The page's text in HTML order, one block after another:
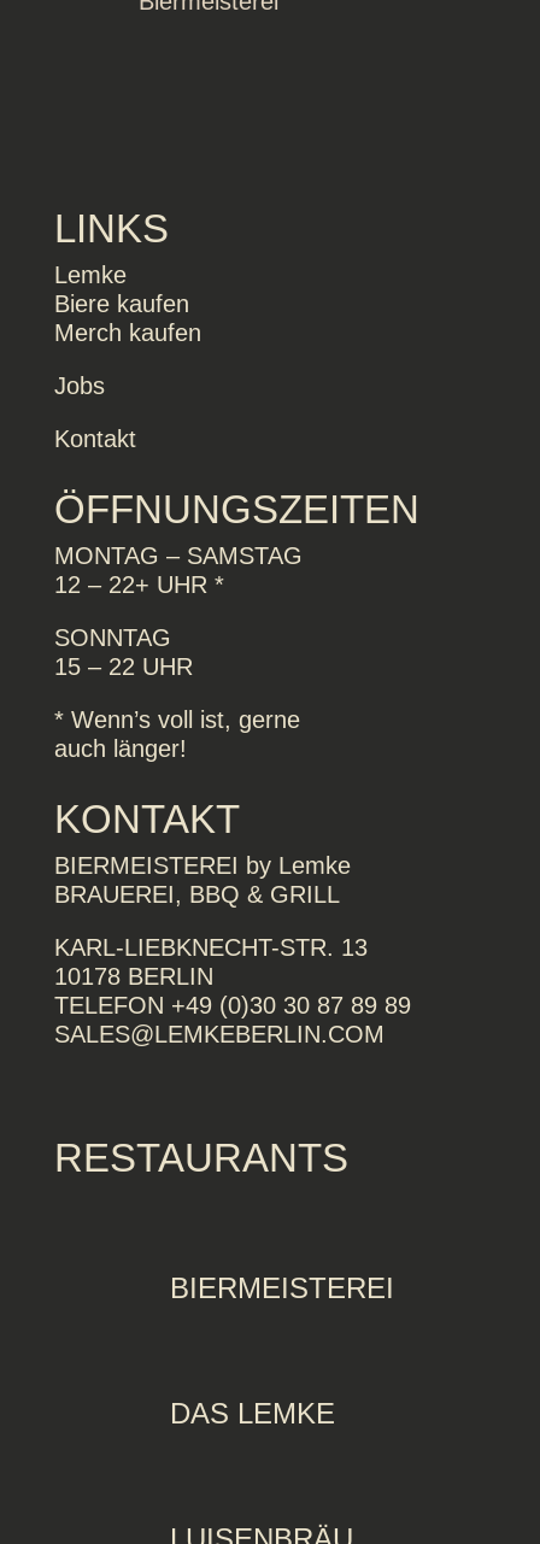
LINKS
Lemke
Biere kaufen
Merch kaufen
Jobs
Kontakt
ÖFFNUNGSZEITEN
MONTAG – SAMSTAG
12 – 22+ UHR *
SONNTAG
15 – 22 UHR
* Wenn’s voll ist, gerne
auch länger!
KONTAKT
BIERMEISTEREI by Lemke
BRAUEREI, BBQ & GRILL
KARL-LIEBKNECHT-STR. 13
10178 BERLIN
TELEFON +49 (0)30 30 87 89 89
SALES@LEMKEBERLIN.COM
RESTAURANTS
BIERMEISTEREI
DAS LEMKE